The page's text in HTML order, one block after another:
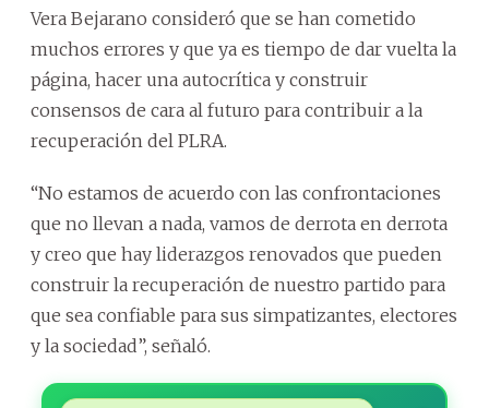
Vera Bejarano consideró que se han cometido
muchos errores y que ya es tiempo de dar vuelta la
página, hacer una autocrítica y construir
consensos de cara al futuro para contribuir a la
recuperación del PLRA.
“No estamos de acuerdo con las confrontaciones
que no llevan a nada, vamos de derrota en derrota
y creo que hay liderazgos renovados que pueden
construir la recuperación de nuestro partido para
que sea confiable para sus simpatizantes, electores
y la sociedad”, señaló.